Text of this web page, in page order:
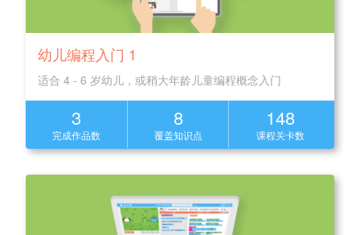
幼儿编程入门 1
适合 4 - 6 岁幼儿，或稍大年龄儿童编程概念入门
3
完成作品数
8
覆盖知识点
148
课程关卡数